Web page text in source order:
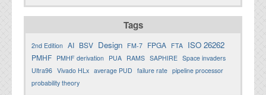
Tags
2nd Edition AI BSV Design FM-7 FPGA FTA ISO 26262
PMHF PMHF derivation PUA RAMS SAPHIRE Space invaders
Ultra96 Vivado HLx average PUD failure rate pipeline processor
probability theory